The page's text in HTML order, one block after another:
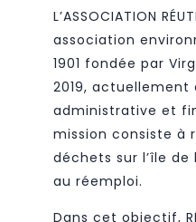
L’ASSOCIATION
association
1901 fondée par
2019, actuellement
administrative et
mission consiste à
déchets sur l’île de
au réemploi.
Dans cet objectif,